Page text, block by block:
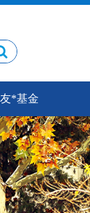
*基金